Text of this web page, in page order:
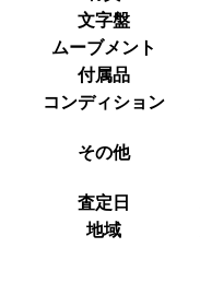
文字盤
ムーブメント
付属品
コンディション
その他
査定日
地域